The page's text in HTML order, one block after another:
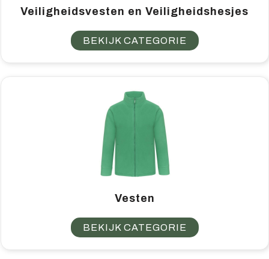
Veiligheidsvesten en Veiligheidshesjes
BEKIJK CATEGORIE
Vesten
BEKIJK CATEGORIE